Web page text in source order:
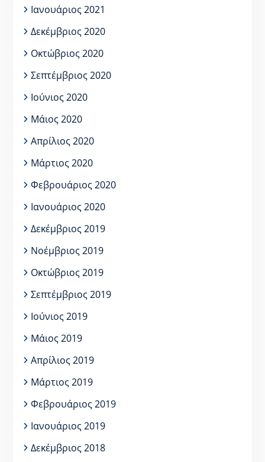
Ιανουάριος 2021
Δεκέμβριος 2020
Οκτώβριος 2020
Σεπτέμβριος 2020
Ιούνιος 2020
Μάιος 2020
Απρίλιος 2020
Μάρτιος 2020
Φεβρουάριος 2020
Ιανουάριος 2020
Δεκέμβριος 2019
Νοέμβριος 2019
Οκτώβριος 2019
Σεπτέμβριος 2019
Ιούνιος 2019
Μάιος 2019
Απρίλιος 2019
Μάρτιος 2019
Φεβρουάριος 2019
Ιανουάριος 2019
Δεκέμβριος 2018